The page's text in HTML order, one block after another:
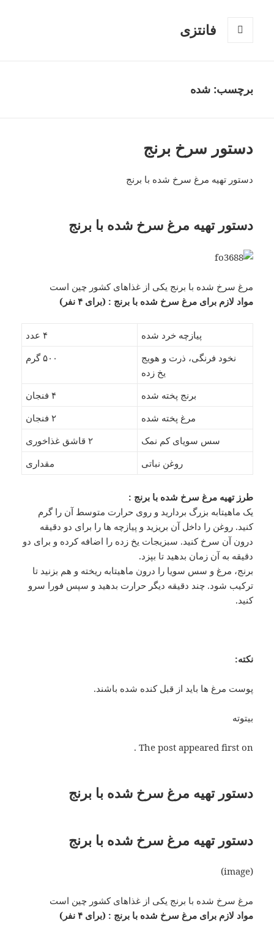
فانتزی
برچسب: شده
دستور سرخ برنج
دستور تهیه مرغ سرخ شده با برنج
دستور تهیه مرغ سرخ شده با برنج
مرغ سرخ شده با برنج یکی از غذاهای کشور چین است
مواد لازم برای مرغ سرخ شده با برنج : (برای ۴ نفر)
پیازچه خرد شده
نخود فرنگی، ذرت و هویج
یخ زده
برنج پخته شده
۴ فنجان
مرغ پخته شده
۲ فنجان
سس سویای کم نمک
۲ قاشق غذاخوری
روغن نباتی
مقداری
طرز تهیه مرغ سرخ شده با برنج :
یک ماهیتابه بزرگ بردارید و روی حرارت متوسط آن را گرم
کنید. روغن را داخل آن بریزید و پیازچه ها را برای دو دقیقه
درون آن سرخ کنید. سبزیجات یخ زده را اضافه کرده و برای دو
دقیقه به آن زمان بدهید تا بپزد.
برنج، مرغ و سس سویا را درون ماهیتابه ریخته و هم بزنید تا
ترکیب شود. چند دقیقه دیگر حرارت بدهید و سپس فورا سرو
کنید.
نکته:
پوست مرغ ها باید از قبل کنده شده باشند.
بیتوته
The post appeared first on .
دستور تهیه مرغ سرخ شده با برنج
دستور تهیه مرغ سرخ شده با برنج
(image)
مرغ سرخ شده با برنج یکی از غذاهای کشور چین است
مواد لازم برای مرغ سرخ شده با برنج : (برای ۴ نفر)